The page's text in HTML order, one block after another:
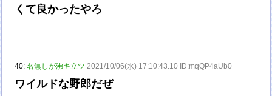
くて良かったやろ
40:名無しが沸キ立ツ 2021/10/06(水) 17:10:43.10 ID:mqQP4aUb0
ワイルドな野郎だぜ